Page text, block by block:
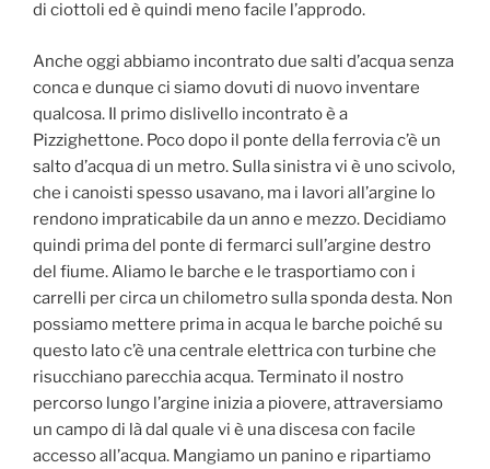
di ciottoli ed è quindi meno facile l’approdo.
Anche oggi abbiamo incontrato due salti d’acqua senza
conca e dunque ci siamo dovuti di nuovo inventare
qualcosa. Il primo dislivello incontrato è a
Pizzighettone. Poco dopo il ponte della ferrovia c’è un
salto d’acqua di un metro. Sulla sinistra vi è uno scivolo,
che i canoisti spesso usavano, ma i lavori all’argine lo
rendono impraticabile da un anno e mezzo. Decidiamo
quindi prima del ponte di fermarci sull’argine destro
del fiume. Aliamo le barche e le trasportiamo con i
carrelli per circa un chilometro sulla sponda desta. Non
possiamo mettere prima in acqua le barche poiché su
questo lato c’è una centrale elettrica con turbine che
risucchiano parecchia acqua. Terminato il nostro
percorso lungo l’argine inizia a piovere, attraversiamo
un campo di là dal quale vi è una discesa con facile
accesso all’acqua. Mangiamo un panino e ripartiamo